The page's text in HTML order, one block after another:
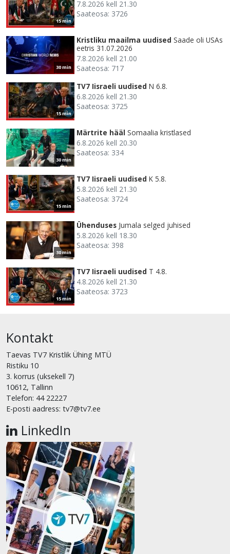
15 min
7.8.2026 kell 21.30
Saateosa: 3726
30 min
Kristliku maailma uudised Saade oli USAs
eetris 31.07.2026
7.8.2026 kell 21.00
Saateosa: 717
15 min
TV7 Iisraeli uudised N 6.8.
6.8.2026 kell 21.30
Saateosa: 3725
30 min
Märtrite hääl Somaalia kristlased
6.8.2026 kell 20.30
Saateosa: 334
15 min
TV7 Iisraeli uudised K 5.8.
5.8.2026 kell 21.30
Saateosa: 3724
30 min
Ühenduses Jumala selged juhised
5.8.2026 kell 18.30
Saateosa: 398
15 min
TV7 Iisraeli uudised T 4.8.
4.8.2026 kell 21.30
Saateosa: 3723
Kontakt
Taevas TV7 Kristlik Ühing MTÜ
Ristiku 10
3. korrus (uksekell 7)
10612, Tallinn
Telefon: 44 22227
E-posti aadress: tv7@tv7.ee
LinkedIn